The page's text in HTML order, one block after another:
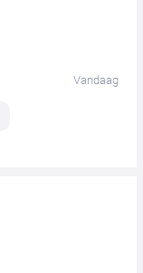
Vandaag